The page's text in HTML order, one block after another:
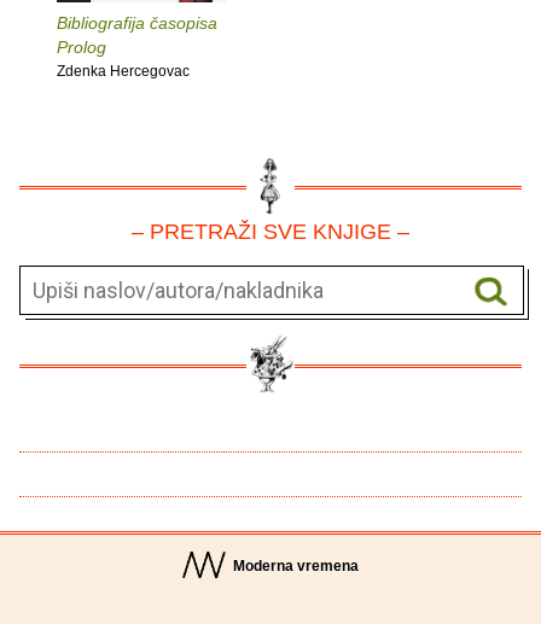
Bibliografija časopisa
Prolog
Zdenka Hercegovac
– PRETRAŽI SVE KNJIGE –
Moderna vremena